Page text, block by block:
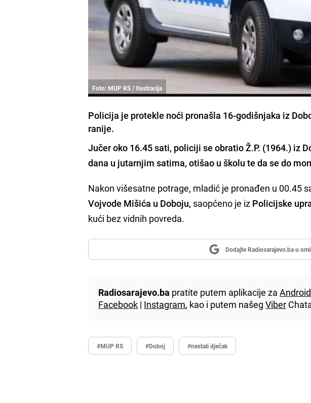
Foto: MUP RS / Ilustracija
Policija je protekle noći pronašla 16-godišnjaka iz
ranije.
Jučer oko 16.45 sati, policiji se obratioŽ.P. (1964.) iz
dana u jutarnjim satima, otišao u školu te da se do
Nakon višesatne potrage, mladić je pronađen u 00.45
Vojvode Mišića u Doboju, saopćeno je iz Policijske
kući bez vidnih povreda.
Dodajte Radiosarajevo.ba u
Radiosarajevo.ba pratite putem aplikacije zaAndroid
Facebook | Instagram, kao i putem našegViber
#MUP RS #Doboj #nestali dječak